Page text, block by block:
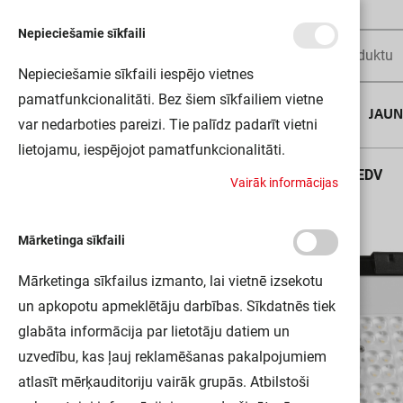
FL PFM 50W/3000K ASYM 55X110 BK LEDV
Nepieciešamie sīkfaili
Nepieciešamie sīkfaili iespējo vietnes
pamatfunkcionalitāti. Bez šiem sīkfailiem vietne
var nedarboties pareizi. Tie palīdz padarīt vietni
lietojamu, iespējojot pamatfunkcionalitāti.
Vairāk informācijas
Mārketinga sīkfaili
Mārketinga sīkfailus izmanto, lai vietnē izsekotu
un apkopotu apmeklētāju darbības. Sīkdatnēs tiek
glabāta informācija par lietotāju datiem un
uzvedību, kas ļauj reklamēšanas pakalpojumiem
atlasīt mērķauditoriju vairāk grupās. Atbilstoši